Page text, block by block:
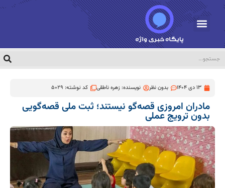
13 دی 1404 بدون نظر نویسنده:زهره ناطقی کد نوشته: 5029
مادران امروزی قصه‌گو نیستند؛ ثبت ملی قصه‌گویی
بدون ترویج عملی